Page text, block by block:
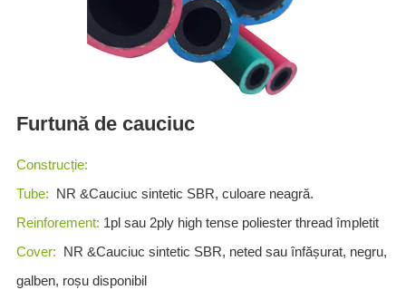
Furtună de cauciuc
Construcție:
Tube: NR &Cauciuc sintetic SBR, culoare neagră.
Reinforement: 1pl sau 2ply high tense poliester thread împletit
Cover: NR &Cauciuc sintetic SBR, neted sau înfășurat, negru,
galben, roșu disponibil